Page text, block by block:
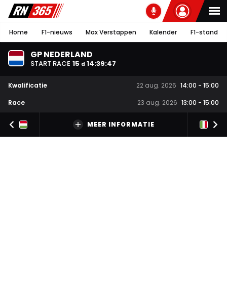
Home F1-nieuws Max Verstappen Kalender F1-stand
GP NEDERLAND
START RACE 15 d 14:39:46
Kwalificatie 22 aug. 2026 14:00 - 15:00
Race
23 aug. 2026 13:00 - 15:00
MEER INFORMATIE